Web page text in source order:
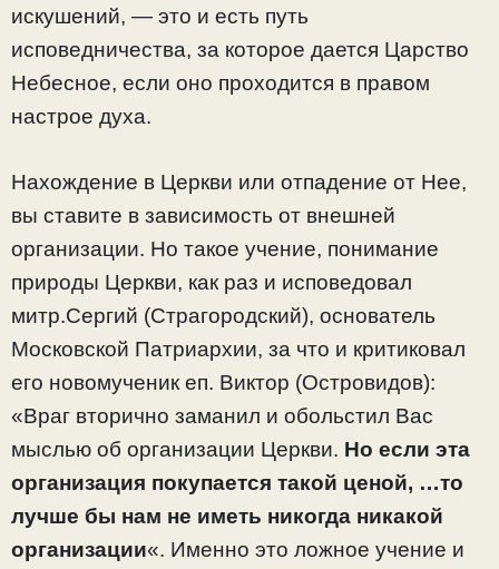
искушений, — это и есть путь
исповедничества, за которое дается Царство
Небесное, если оно проходится в правом
настрое духа.
Нахождение в Церкви или отпадение от Нее,
вы ставите в зависимость от внешней
организации. Но такое учение, понимание
природы Церкви, как раз и исповедовал
митр.Сергий (Страгородский), основатель
Московской Патриархии, за что и критиковал
его новомученик еп. Виктор (Островидов):
«Враг вторично заманил и обольстил Вас
мыслью об организации Церкви. Но если эта
организация покупается такой ценой, …то
лучше бы нам не иметь никогда никакой
организации«. Именно это ложное учение и